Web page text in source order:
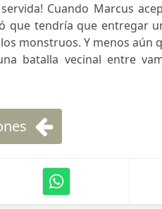
Cuando Marcus
que tendría que entregar
monstruos. Y menos aún
batalla vecinal entre